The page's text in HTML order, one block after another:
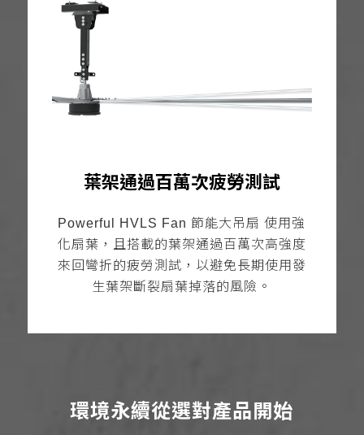
葉架通過百萬次疲勞測試
Powerful HVLS Fan 節能大吊扇 使用強
化扇葉，且搭載的葉架通過百萬次高強度
來回彎折的疲勞測試，以避免長期使用發
生葉架斷裂扇葉掉落的風險。
環境永續從選對產品開始